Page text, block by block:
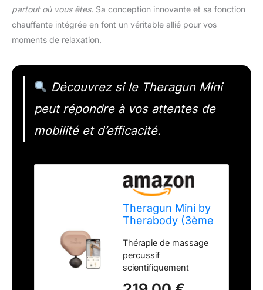
partout où vous êtes. Sa conception innovante et sa fonction
chauffante intégrée en font un véritable allié pour vos
moments de relaxation.
Découvrez si le Theragun Mini
peut répondre à vos attentes de
mobilité et d’efficacité.
Theragun Mini by
Therabody (3ème
Pistolet de
massage ultra
portable et
essentiel de
Thérapie de massage
percussif
scientifiquement